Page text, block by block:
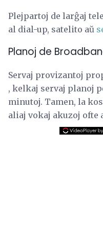
Plejpartoj de larĝaj
al dial-up, satelito aŭ
Planoj de
Servaj provizantoj
, kelkaj servaj planoj
minutoj. Tamen, la
aliaj vokaj akuzoj ofte